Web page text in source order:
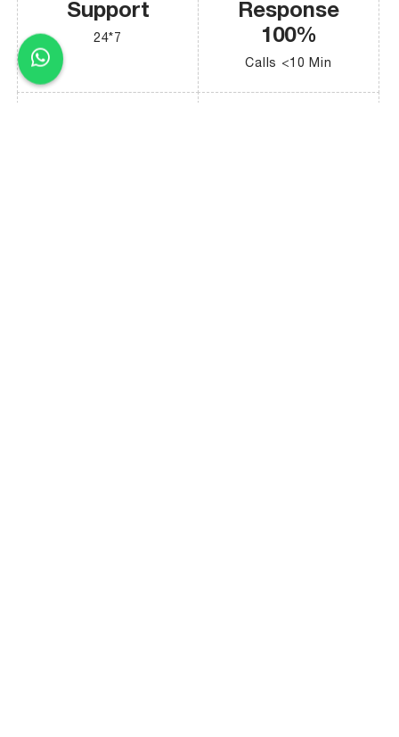
Support
24*7
Response
100%
Calls <10 Min